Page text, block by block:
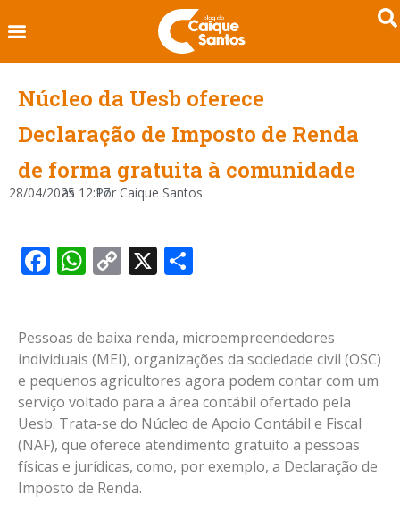
Núcleo da Uesb oferece
Declaração de Imposto de Renda
de forma gratuita à comunidade
28/04/2025
às 12:17
Por Caique Santos
Facebook
WhatsApp
Copy
X
Pessoas de baixa renda, microempreendedores
individuais (MEI), organizações da sociedade civil (OSC)
e pequenos agricultores agora podem contar com um
serviço voltado para a área contábil ofertado pela
Uesb. Trata-se do Núcleo de Apoio Contábil e Fiscal
(NAF), que oferece atendimento gratuito a pessoas
físicas e jurídicas, como, por exemplo, a Declaração de
Imposto de Renda.